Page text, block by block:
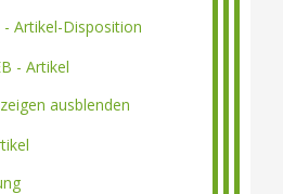
- Artikel-Disposition
- Artikel
ausblenden